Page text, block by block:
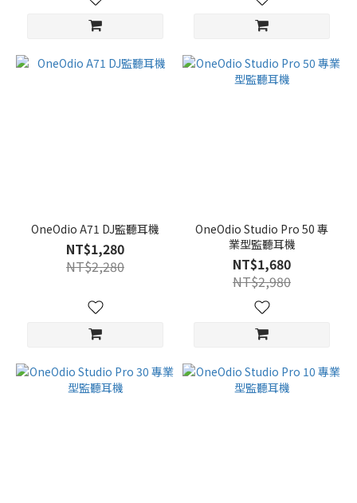
OneOdio A71 DJ監聽耳機
NT$1,280
NT$2,280
OneOdio Studio Pro 50 專
業型監聽耳機
NT$1,680
NT$2,980